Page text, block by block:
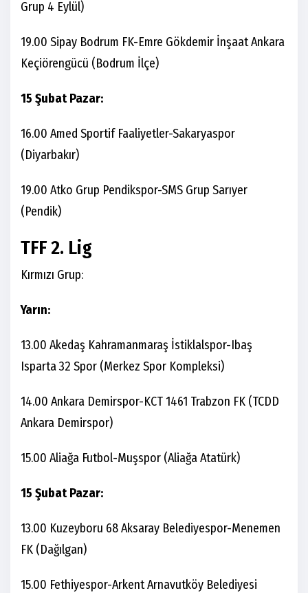
Grup 4 Eylül)
19.00 Sipay Bodrum FK-Emre Gökdemir İnşaat Ankara
Keçiörengücü (Bodrum İlçe)
15 Şubat Pazar:
16.00 Amed Sportif Faaliyetler-Sakaryaspor
(Diyarbakır)
19.00 Atko Grup Pendikspor-SMS Grup Sarıyer
(Pendik)
TFF 2. Lig
Kırmızı Grup:
Yarın:
13.00 Akedaş Kahramanmaraş İstiklalspor-Ibaş
Isparta 32 Spor (Merkez Spor Kompleksi)
14.00 Ankara Demirspor-KCT 1461 Trabzon FK (TCDD
Ankara Demirspor)
15.00 Aliağa Futbol-Muşspor (Aliağa Atatürk)
15 Şubat Pazar:
13.00 Kuzeyboru 68 Aksaray Belediyespor-Menemen
FK (Dağılgan)
15.00 Fethiyespor-Arkent Arnavutköy Belediyesi